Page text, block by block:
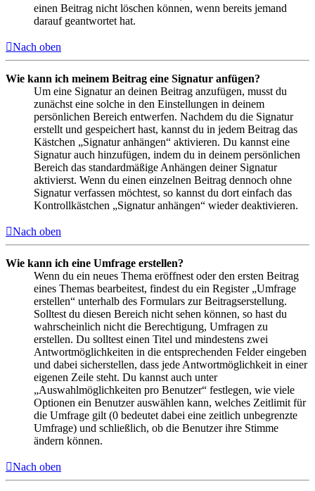
einen Beitrag nicht löschen können, wenn bereits jemand
darauf geantwortet hat.
Nach oben
Wie kann ich meinem Beitrag eine Signatur anfügen?
Um eine Signatur an deinen Beitrag anzufügen, musst du
zunächst eine solche in den Einstellungen in deinem
persönlichen Bereich entwerfen. Nachdem du die Signatur
erstellt und gespeichert hast, kannst du in jedem Beitrag das
Kästchen „Signatur anhängen“ aktivieren. Du kannst eine
Signatur auch hinzufügen, indem du in deinem persönlichen
Bereich das standardmäßige Anhängen deiner Signatur
aktivierst. Wenn du einen einzelnen Beitrag dennoch ohne
Signatur verfassen möchtest, so kannst du dort einfach das
Kontrollkästchen „Signatur anhängen“ wieder deaktivieren.
Nach oben
Wie kann ich eine Umfrage erstellen?
Wenn du ein neues Thema eröffnest oder den ersten Beitrag
eines Themas bearbeitest, findest du ein Register „Umfrage
erstellen“ unterhalb des Formulars zur Beitragserstellung.
Solltest du diesen Bereich nicht sehen können, so hast du
wahrscheinlich nicht die Berechtigung, Umfragen zu
erstellen. Du solltest einen Titel und mindestens zwei
Antwortmöglichkeiten in die entsprechenden Felder eingeben
und dabei sicherstellen, dass jede Antwortmöglichkeit in einer
eigenen Zeile steht. Du kannst auch unter
„Auswahlmöglichkeiten pro Benutzer“ festlegen, wie viele
Optionen ein Benutzer auswählen kann, welches Zeitlimit für
die Umfrage gilt (0 bedeutet dabei eine zeitlich unbegrenzte
Umfrage) und schließlich, ob die Benutzer ihre Stimme
ändern können.
Nach oben